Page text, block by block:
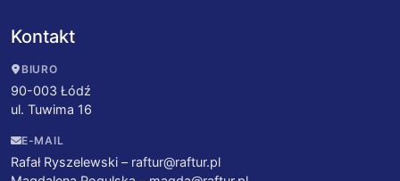
Kontakt
BIURO
90-003 Łódź
ul. Tuwima 16
E-MAIL
Rafał Ryszelewski – raftur@raftur.pl